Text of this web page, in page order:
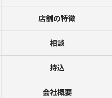
店舗の特徴
相談
持込
会社概要